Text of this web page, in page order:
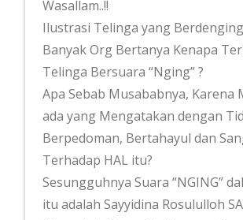
Wasallam..!!
Ilustrasi Telinga yang Berdenging
Banyak Org Bertanya Kenapa
Telinga Bersuara “Nging” ?
Apa Sebab Musababnya, Karena
ada yang Mengatakan dengan
Berpedoman, Bertahayul dan
Terhadap HAL itu?
Sesungguhnya Suara “NGING”
itu adalah Sayyidina Rosululloh